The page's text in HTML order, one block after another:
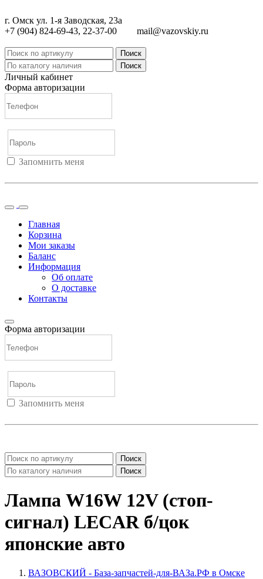
г. Омск ул. 1-я Заводская, 23а
+7 (904) 824-69-43, 22-37-00
mail@vazovskiy.ru
Поиск
Поиск
Личный кабинет
Форма авторизации
Запомнить меня
Главная
Корзина
Мои заказы
Баланс
Информация
Об оплате
О доставке
Контакты
Форма авторизации
Запомнить меня
Поиск
Поиск
Лампа W16W 12V (стоп-
сигнал) LECAR б/цок
японские авто
ВАЗОВСКИЙ - База-запчастей-для-ВАЗа.РФ в Омске